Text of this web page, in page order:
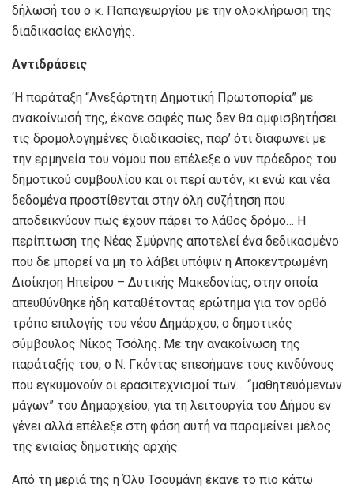
δήλωσή του ο κ. Παπαγεωργίου με την ολοκλήρωση της
διαδικασίας εκλογής.
Αντιδράσεις
‘Η παράταξη “Ανεξάρτητη Δημοτική Πρωτοπορία” με
ανακοίνωσή της, έκανε σαφές πως δεν θα αμφισβητήσει
τις δρομολογημένες διαδικασίες, παρ’ ότι διαφωνεί με
την ερμηνεία του νόμου που επέλεξε ο νυν πρόεδρος του
δημοτικού συμβουλίου και οι περί αυτόν, κι ενώ και νέα
δεδομένα προστίθενται στην όλη συζήτηση που
αποδεικνύουν πως έχουν πάρει το λάθος δρόμο… Η
περίπτωση της Νέας Σμύρνης αποτελεί ένα δεδικασμένο
που δε μπορεί να μη το λάβει υπόψιν η Αποκεντρωμένη
Διοίκηση Ηπείρου – Δυτικής Μακεδονίας, στην οποία
απευθύνθηκε ήδη καταθέτοντας ερώτημα για τον ορθό
τρόπο επιλογής του νέου Δημάρχου, ο δημοτικός
σύμβουλος Νίκος Τσόλης. Με την ανακοίνωση της
παράταξής του, ο Ν. Γκόντας επεσήμανε τους κινδύνους
που εγκυμονούν οι ερασιτεχνισμοί των… “μαθητευόμενων
μάγων” του Δημαρχείου, για τη λειτουργία του Δήμου εν
γένει αλλά επέλεξε στη φάση αυτή να παραμείνει μέλος
της ενιαίας δημοτικής αρχής.
Από τη μεριά της η Όλυ Τσουμάνη έκανε το πιο κάτω